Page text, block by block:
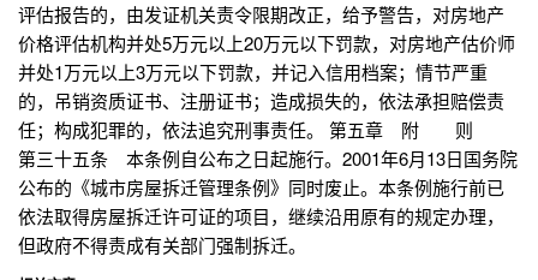
评估报告的，由发证机关责令限期改正，给予警告，对房地产
价格评估机构并处5万元以上20万元以下罚款，对房地产估价师
并处1万元以上3万元以下罚款，并记入信用档案；情节严重
的，吊销资质证书、注册证书；造成损失的，依法承担赔偿责
任；构成犯罪的，依法追究刑事责任。 第五章 附 则
第三十五条 本条例自公布之日起施行。2001年6月13日国务院
公布的《城市房屋拆迁管理条例》同时废止。本条例施行前已
依法取得房屋拆迁许可证的项目，继续沿用原有的规定办理，
但政府不得责成有关部门强制拆迁。